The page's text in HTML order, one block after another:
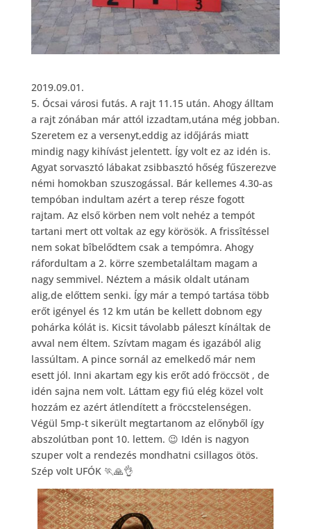
2019.09.01.
5. Ócsai városi futás. A rajt 11.15 után. Ahogy álltam
a rajt zónában már attól izzadtam,utána még jobban.
Szeretem ez a versenyt,eddig az időjárás miatt
mindig nagy kihívást jelentett. Így volt ez az idén is.
Agyat sorvasztó lábakat zsibbasztó hőség fűszerezve
némi homokban szuszogással. Bár kellemes 4.30-as
tempóban indultam azért a terep része fogott
rajtam. Az első körben nem volt nehéz a tempót
tartani mert ott voltak az egy körösök. A frissîtéssel
nem sokat bîbelődtem csak a tempómra. Ahogy
ráfordultam a 2. körre szembetaláltam magam a
nagy semmivel. Néztem a másik oldalt utánam
alig,de előttem senki. Így már a tempó tartása több
erőt igényel és 12 km után be kellett dobnom egy
pohárka kólát is. Kicsit távolabb páleszt kínáltak de
avval nem éltem. Szívtam magam és igazából alig
lassúltam. A pince sornál az emelkedő már nem
esett jól. Inni akartam egy kis erőt adó fröccsöt , de
idén sajna nem volt. Láttam egy fiú elég közel volt
hozzám ez azért átlendített a fröccstelenségen.
Végül 5mp-t sikerült megtartanom az előnyből így
abszolútban pont 10. lettem. 😉 Idén is nagyon
szuper volt a rendezés mondhatni csillagos ötös.
Szép volt UFÓK 🏃🙏👌